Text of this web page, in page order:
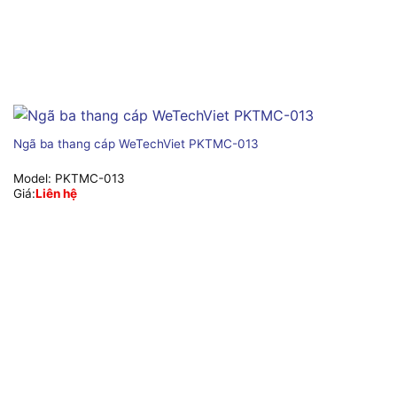
Ngã ba thang cáp WeTechViet PKTMC-013
Model: PKTMC-013
Giá:Liên hệ